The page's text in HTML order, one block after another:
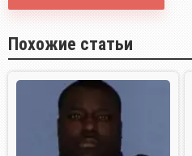
Похожие статьи